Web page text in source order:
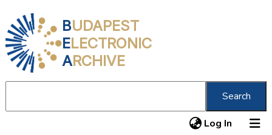
BUDAPEST
ELECTRONIC
ARCHIVE
Search
Log In (current)